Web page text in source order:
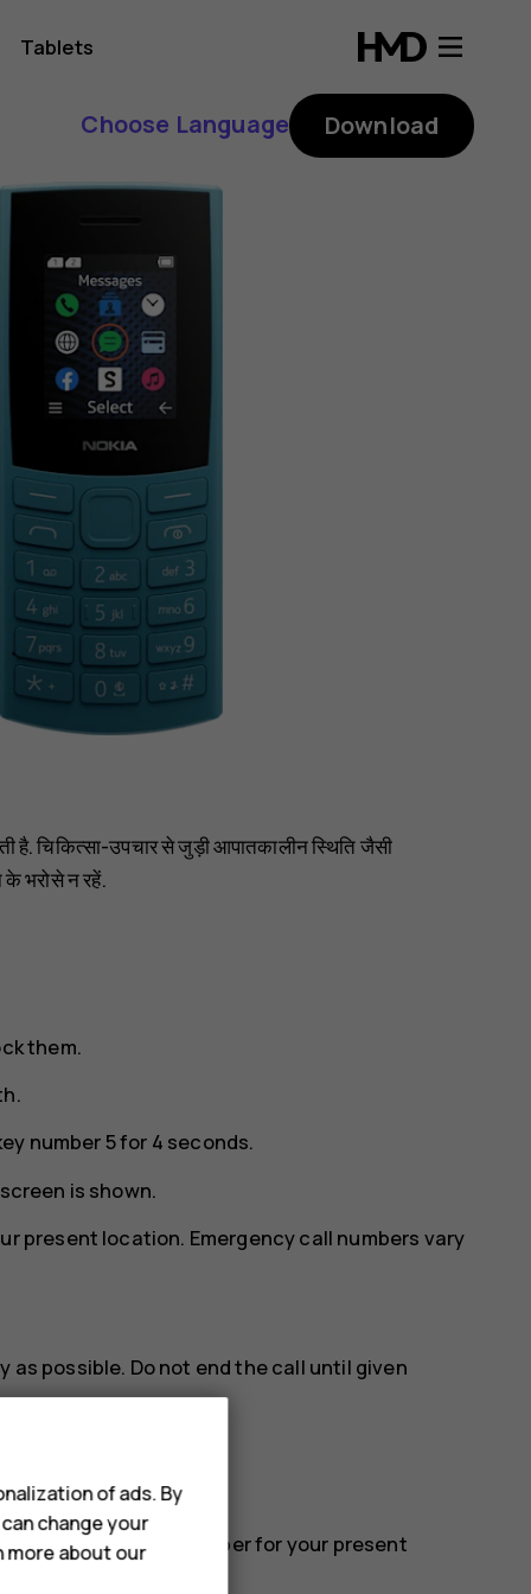
Tablets
Choose Language Download
है. चिकित्सा-उपचार से जुड़ी आपातकालीन स्थिति जैसी
भरोसे न रहें.
them.
number 5 for 4 seconds.
is shown.
present location. Emergency call numbers vary
possible. Do not end the call until given
emergency number for your present
of ads. By
change your
more about our